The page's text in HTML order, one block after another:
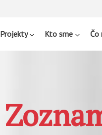
Projekty Kto sme Čo